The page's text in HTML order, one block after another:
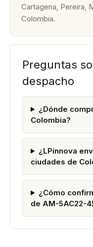
Cartagena, Pereira,
Colombia.
Preguntas
despacho
¿Dónde
Colombia?
¿LPinnova
ciudades de
¿Cómo
de AM-5AC22-